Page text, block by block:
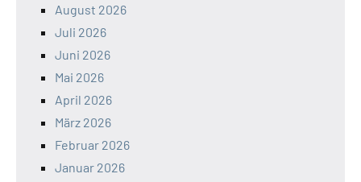
August 2026
Juli 2026
Juni 2026
Mai 2026
April 2026
März 2026
Februar 2026
Januar 2026